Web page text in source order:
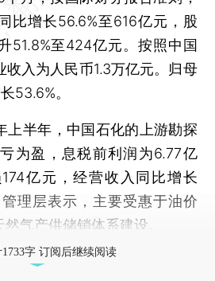
比增长56.6%至616亿元，股
51.8%至424亿元。按照中国
收入为人民币1.3万亿元。归母
53.6%。
半年，中国石化的上游勘探
为盈，息税前利润为6.77亿
亿元，经营收入同比增长
理层表示，主要受惠于油价
气产供储销体系建设。
字 订阅后继续阅读